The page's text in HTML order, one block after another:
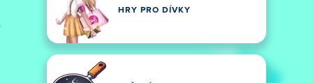
HRY PRO DÍVKY